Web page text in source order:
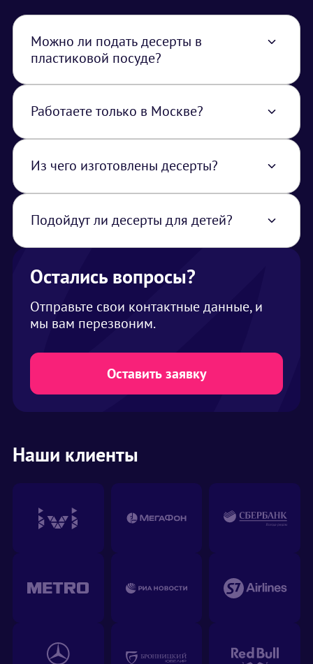
Можно ли подать десерты в
пластиковой посуде?
одноразовых креманках
Работаете только в Москве?
стоимость услуги закладывается логистика
из Москвы
Из чего изготовлены десерты?
творожные муссы с добавлением ягод и
фруктов
Подойдут ли десерты для детей?
десерты
Остались вопросы?
Отправьте свои контактные данные, и
мы вам перезвоним.
Оставить заявку
Наши клиенты